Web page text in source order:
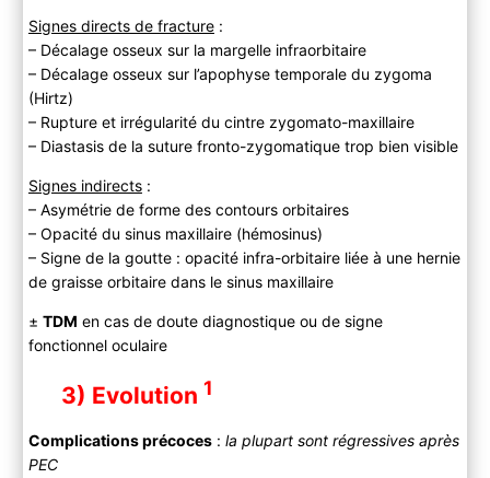
Signes directs de fracture:
– Décalage osseux sur la margelle infraorbitaire
– Décalage osseux sur l’apophyse temporale du zygoma
(Hirtz)
– Rupture et irrégularité du cintre zygomato-maxillaire
– Diastasis de la suture fronto-zygomatique trop bien visible
Signes indirects:
– Asymétrie de forme des contours orbitaires
– Opacité du sinus maxillaire (hémosinus)
– Signe de la goutte : opacité infra-orbitaire liée à une hernie
de graisse orbitaire dans le sinus maxillaire
± TDM en cas de doute diagnostique ou de signe
fonctionnel oculaire
3) Evolution 1
Complications précoces: la plupart sont régressives après
PEC